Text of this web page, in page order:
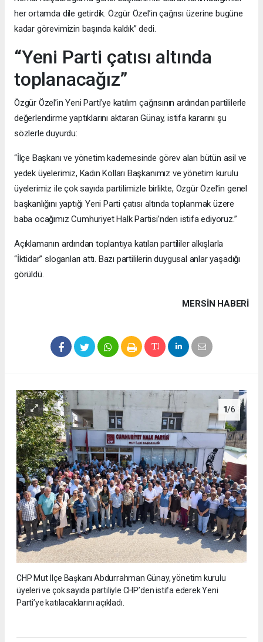
her ortamda dile getirdik. Özgür Özel’in çağrısı üzerine bugüne
kadar görevimizin başında kaldık” dedi.
“Yeni Parti çatısı altında
toplanacağız”
Özgür Özel’in Yeni Parti’ye katılım çağrısının ardından partililerle
değerlendirme yaptıklarını aktaran Günay, istifa kararını şu
sözlerle duyurdu:
“İlçe Başkanı ve yönetim kademesinde görev alan bütün asil ve
yedek üyelerimiz, Kadın Kolları Başkanımız ve yönetim kurulu
üyelerimiz ile çok sayıda partilimizle birlikte, Özgür Özel’in genel
başkanlığını yaptığı Yeni Parti çatısı altında toplanmak üzere
baba ocağımız Cumhuriyet Halk Partisi’nden istifa ediyoruz.”
Açıklamanın ardından toplantıya katılan partililer alkışlarla
“İktidar” sloganları attı. Bazı partililerin duygusal anlar yaşadığı
görüldü.
MERSIN HABERİ
1/6
CHP Mut İlçe Başkanı Abdurrahman Günay, yönetim kurulu
üyeleri ve çok sayıda partiliyle CHP’den istifa ederek Yeni
Parti’ye katılacaklarını açıkladı.